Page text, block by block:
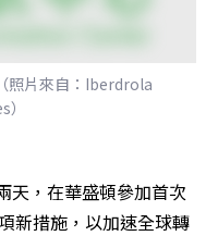
照片來自：Iberdrola
天，在華盛頓參加首次
新措施，以加速全球轉